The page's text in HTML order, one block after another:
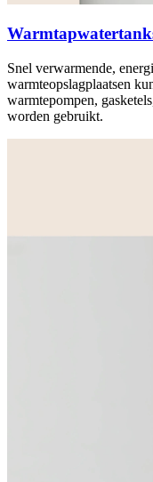
Snel verwarmende,
warmteopslagplaatsen
warmtepompen,
worden gebruikt.